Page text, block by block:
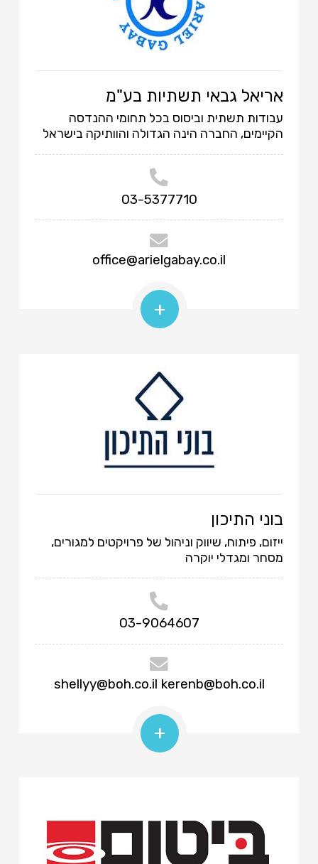
אריאל גבאי תשתיות בע"מ
עבודות תשתית וביסוס בכל תחומי ההנדסה
הקיימים, החברה הינה הגדולה והוותיקה בישראל
03-5377710
office@arielgabay.co.il
+
בוני התיכון
ייזום, פיתוח, שיווק וניהול של פרויקטים למגורים,
מסחר ומגדלי יוקרה
03-9064607
shellyy@boh.co.il kerenb@boh.co.il
+